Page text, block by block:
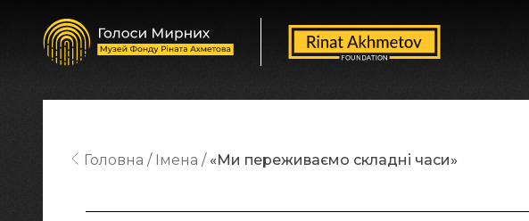
Головна Імена «Ми переживаємо складні часи»